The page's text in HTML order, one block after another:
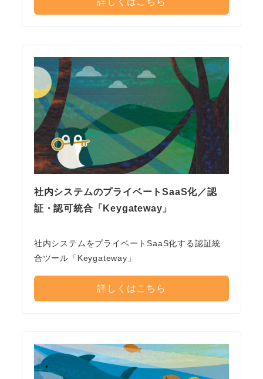
社内システムのプライベートSaaS化／認
証・認可統合「Keygateway」
社内システムをプライベートSaaS化する認証統
合ツール「Keygateway」
詳しくはこちら